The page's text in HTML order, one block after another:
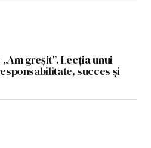
greșit”. Lecția unui
succes și